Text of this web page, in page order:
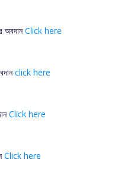
অবদানClick here
click here
Click here
Click here